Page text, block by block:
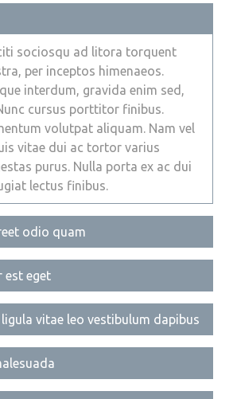
sociosqu ad litora torquent
per inceptos himenaeos.
interdum, gravida enim sed,
cursus porttitor finibus.
volutpat aliquam. Nam vel
vitae dui ac tortor varius
purus. Nulla porta ex ac dui
lectus finibus.
odio quam
est eget
ligula vitae leo vestibulum dapibus